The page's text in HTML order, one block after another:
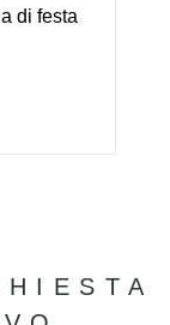
di festa